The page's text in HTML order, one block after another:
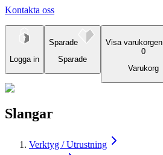
Kontakta oss
Logga in
Sparade
Sparade
Visa varukorgen
0
Varukorg
Slangar
Verktyg / Utrustning